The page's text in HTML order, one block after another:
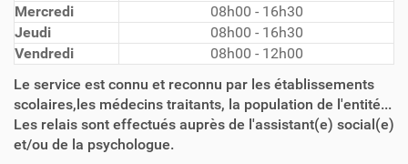
Mercredi
08h00 - 16h30
Jeudi
08h00 - 16h30
Vendredi
08h00 - 12h00
Le service est connu et reconnu par les établissements
scolaires,les médecins traitants, la population de l'entité...
Les relais sont effectués auprès de l'assistant(e) social(e)
et/ou de la psychologue.